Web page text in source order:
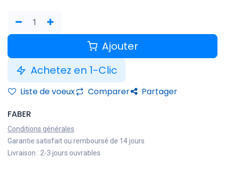
Ajouter
Achetez en 1-Clic
Liste de voeux Comparer
Partager
FABER
Conditions générales
Garantie satisfait ou remboursé de 14 jours
Livraison : 2-3 jours ouvrables